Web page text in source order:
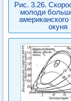
Рис. 3.26.
молоди
американского
окуня